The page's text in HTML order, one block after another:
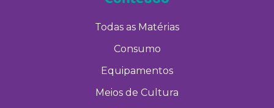
Todas as Matérias
Consumo
Equipamentos
Meios de Cultura